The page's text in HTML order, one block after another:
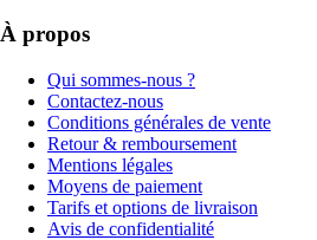
À propos
Qui sommes-nous ?
Contactez-nous
Conditions générales de vente
Retour & remboursement
Mentions légales
Moyens de paiement
Tarifs et options de livraison
Avis de confidentialité